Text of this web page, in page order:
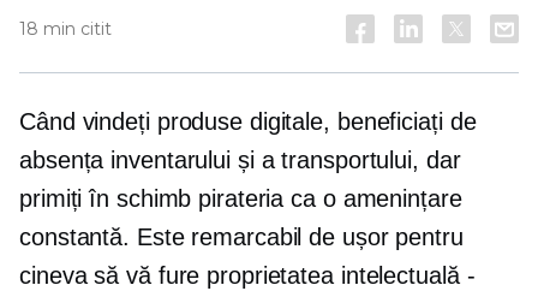
18 min citit
Când vindeți produse digitale, beneficiați de
absența inventarului și a transportului, dar
primiți în schimb pirateria ca o amenințare
constantă. Este remarcabil de ușor pentru
cineva să vă fure proprietatea intelectuală -